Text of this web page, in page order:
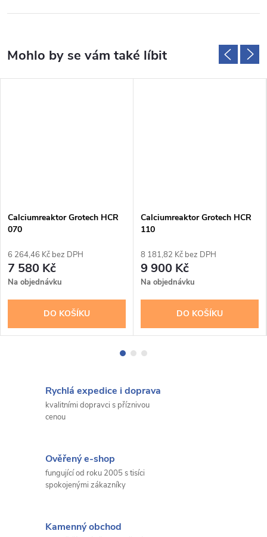
Calciumreaktor Grotech HCR
070
6 264,46 Kč bez DPH
7 580 Kč
Na objednávku
DO KOŠÍKU
Calciumreaktor Grotech HCR
110
8 181,82 Kč bez DPH
9 900 Kč
Na objednávku
DO KOŠÍKU
Rychlá expedice i doprava
kvalitními dopravci s příznivou
cenou
Ověřený e-shop
fungující od roku 2005 s tisíci
spokojenými zákazníky
Kamenný obchod